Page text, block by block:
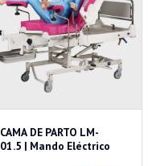
CAMA DE PARTO LM-
01.5 | Mando Eléctrico